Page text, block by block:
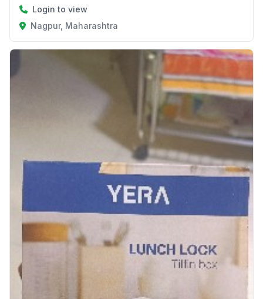
Login to view
Nagpur, Maharashtra